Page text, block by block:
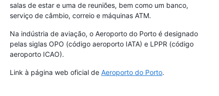
salas de estar e uma de reuniões, bem como um banco,
serviço de câmbio, correio e máquinas ATM.
Na indústria de aviação, o Aeroporto do Porto é designado
pelas siglas OPO (código aeroporto IATA) e LPPR (código
aeroporto ICAO).
Link à página web oficial de Aeroporto do Porto.